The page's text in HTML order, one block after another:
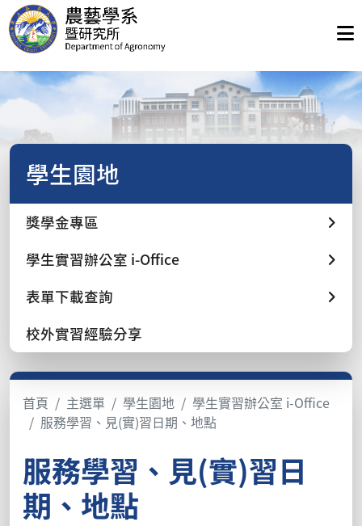
學生園地
獎學金專區
學生實習辦公室 i-Office
表單下載查詢
校外實習經驗分享
首頁 主選單 學生園地
學生實習辦公室 i-Office
服務學習、見(實)習日期、地點
服務學習、見(實)習日
期、地點